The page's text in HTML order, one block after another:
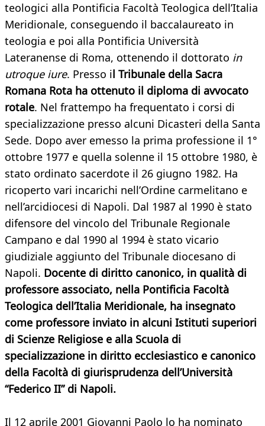
teologici alla Pontificia Facoltà Teologica dell’Italia
Meridionale, conseguendo il baccalaureato in
teologia e poi alla Pontificia Università
Lateranense di Roma, ottenendo il dottorato in
utroque iure. Presso il Tribunale della Sacra
Romana Rota ha ottenuto il diploma di avvocato
rotale. Nel frattempo ha frequentato i corsi di
specializzazione presso alcuni Dicasteri della Santa
Sede. Dopo aver emesso la prima professione il 1°
ottobre 1977 e quella solenne il 15 ottobre 1980, è
stato ordinato sacerdote il 26 giugno 1982. Ha
ricoperto vari incarichi nell’Ordine carmelitano e
nell’arcidiocesi di Napoli. Dal 1987 al 1990 è stato
difensore del vincolo del Tribunale Regionale
Campano e dal 1990 al 1994 è stato vicario
giudiziale aggiunto del Tribunale diocesano di
Napoli. Docente di diritto canonico, in qualità di
professore associato, nella Pontificia Facoltà
Teologica dell’Italia Meridionale, ha insegnato
come professore inviato in alcuni Istituti superiori
di Scienze Religiose e alla Scuola di
specializzazione in diritto ecclesiastico e canonico
della Facoltà di giurisprudenza dell’Università
“Federico II” di Napoli.
Il 12 aprile 2001 Giovanni Paolo lo ha nominato